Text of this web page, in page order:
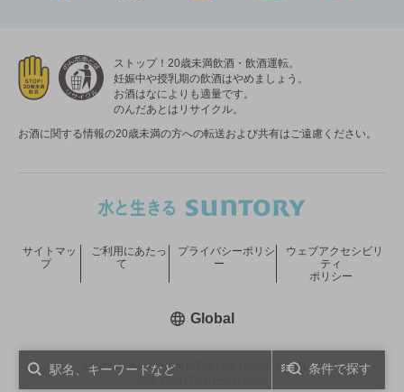
条件で探す
ストップ！20歳未満飲酒・飲酒運転。
妊娠中や授乳期の飲酒はやめましょう。
お酒はなによりも適量です。
のんだあとはリサイクル。
お酒に関する情報の20歳未満の方への転送および共有はご遠慮ください。
COPYRIGHT © SUNTORY HOLDINGS LIMITED.
サイトマッ
プ
ご利用にあたっ
て
プライバシーポリシ
ー
ウェブアクセシビリ
ティ
ポリシー
Global新しいウィンドウで開く